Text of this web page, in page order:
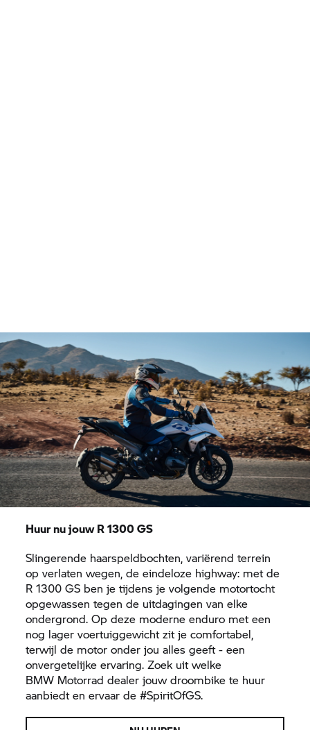
Huur nu jouw R 1300 GS
Slingerende haarspeldbochten, variërend terrein
op verlaten wegen, de eindeloze highway: met de
R 1300 GS ben je tijdens je volgende motortocht
opgewassen tegen de uitdagingen van elke
ondergrond. Op deze moderne enduro met een
nog lager voertuiggewicht zit je comfortabel,
terwijl de motor onder jou alles geeft - een
onvergetelijke ervaring. Zoek uit welke
BMW Motorrad dealer jouw droombike te huur
aanbiedt en ervaar de #SpiritOfGS.